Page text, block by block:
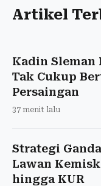
Artikel
Kadin Sleman
Tak Cukup
Persaingan
37 menit lalu
Strategi
Lawan
hingga KUR